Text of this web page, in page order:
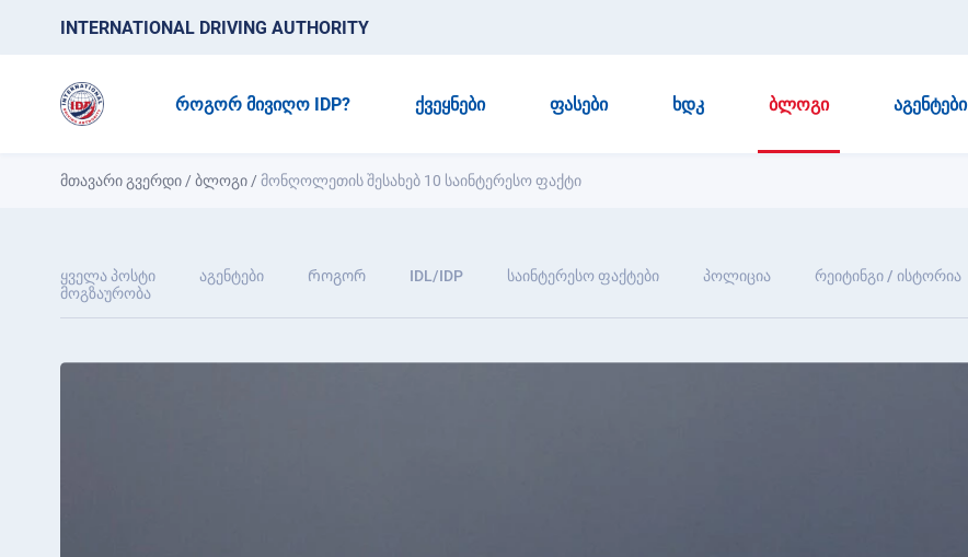
INTERNATIONAL DRIVING AUTHORITY
ᲠᲝᲒᲝᲠ ᲛᲘᲕᲘᲦᲝ IDP? ᲥᲕᲔᲧᲜᲔᲑᲘ ᲤᲐᲡᲔᲑᲘ ᲮᲓᲙ ᲑᲚᲝᲒᲘ ᲐᲒᲔᲜᲢᲔᲑᲘ
მთავარი გვერდი /ბლოგი /მონღოლეთის შესახებ 10 საინტერესო ფაქტი
ყველა პოსტი აგენტები Როგორ IDL/IDP საინტერესო ფაქტები პოლიცია რეიტინგი / ისტორია
მოგზაურობა